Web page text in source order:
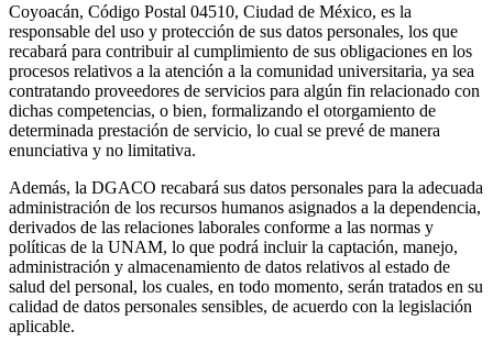
Coyoacán, Código Postal 04510, Ciudad de México, es la
responsable del uso y protección de sus datos personales, los que
recabará para contribuir al cumplimiento de sus obligaciones en los
procesos relativos a la atención a la comunidad universitaria, ya sea
contratando proveedores de servicios para algún fin relacionado con
dichas competencias, o bien, formalizando el otorgamiento de
determinada prestación de servicio, lo cual se prevé de manera
enunciativa y no limitativa.
Además, la DGACO recabará sus datos personales para la adecuada
administración de los recursos humanos asignados a la dependencia,
derivados de las relaciones laborales conforme a las normas y
políticas de la UNAM, lo que podrá incluir la captación, manejo,
administración y almacenamiento de datos relativos al estado de
salud del personal, los cuales, en todo momento, serán tratados en su
calidad de datos personales sensibles, de acuerdo con la legislación
aplicable.